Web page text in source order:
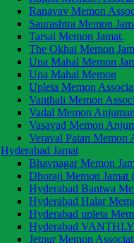
Ranavav Memon
Saurashtra Memon
Tarsai Memon Jamat.
The Okhai Memon
Una Mahal Memon
Una Mahal Memon
Upleta Memon
Vanthali Memon
Vadal Memon Anjuman
Vasavad Memon
Veraval Patan Memon
Hyderabad Jamat
Bhavnagar Memon
Dhoraji Memon
Hyderabad Bantwa
Hyderabad Halar
Hyderabad upleta
Hyderabad
Jetpur Memon